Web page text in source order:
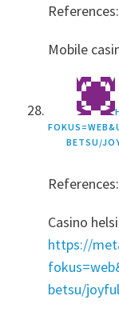
References:
Mobile
BETSU/
References:
Casino
https://
betsu/